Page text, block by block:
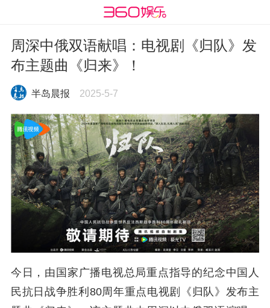
周深中俄双语献唱：电视剧《归队》发
布主题曲《归来》！
半岛晨报 2025-5-7
今日，由国家广播电视总局重点指导的纪念中国人
民抗日战争胜利80周年重点电视剧《归队》发布主